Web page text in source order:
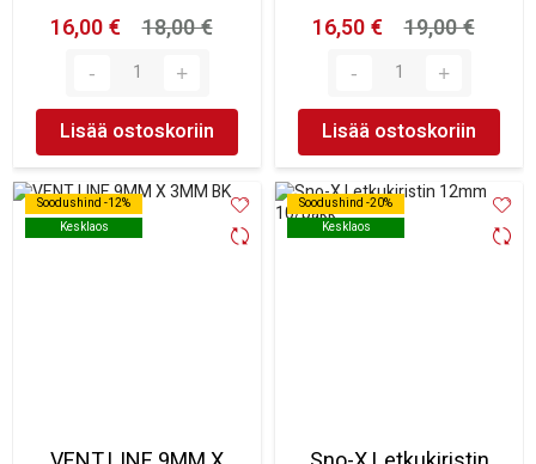
16,00 €
18,00 €
Lisää ostoskoriin
16,50 €
19,00 €
Lisää ostoskoriin
Soodushind -12%
Kesklaos
Soodushind -12%
Kesklaos
Soodushind -20%
Kesklaos
Soodushind -20%
Kesklaos